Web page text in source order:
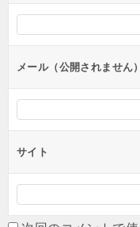
シ
ンメール（公開されません
サイト